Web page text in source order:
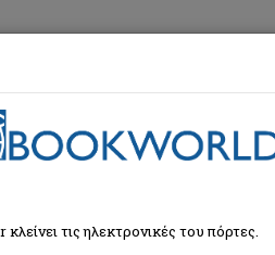
τις ηλεκτρονικές του πόρτες.